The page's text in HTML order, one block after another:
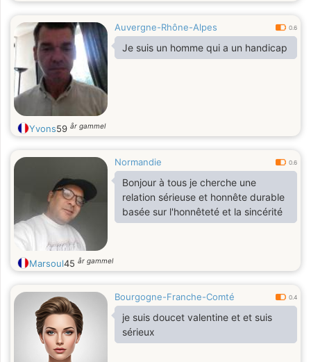
Auvergne-Rhône-Alpes 0.6
Je suis un homme qui a un handicap
Yvons59 år gammel
Normandie 0.6
Bonjour à tous je cherche une
relation sérieuse et honnête durable
basée sur l'honnêteté et la sincérité
Marsoul45 år gammel
Bourgogne-Franche-Comté 0.4
je suis doucet valentine et et suis
sérieux